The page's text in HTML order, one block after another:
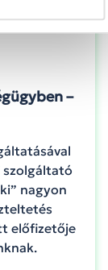
–
szolgáltató
nagyon
előfizetője